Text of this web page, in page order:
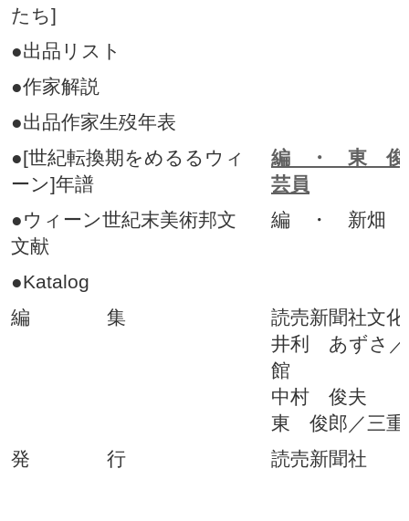
たち]
●出品リスト
●作家解説
●出品作家生歿年表
●[世紀転換期をめるるウィ
ーン]年譜
編 ・ 東 俊郎
芸員
●ウィーン世紀末美術邦文
文献
編 ・ 新畑
●Katalog
編 集
読売新聞社文
井利 あずさ／
館
中村 俊夫
東 俊郎／三重
発 行
読売新聞社